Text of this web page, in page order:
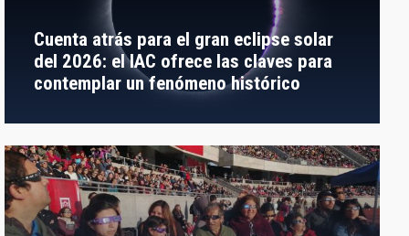
Cuenta atrás para el gran eclipse solar
del 2026: el IAC ofrece las claves para
contemplar un fenómeno histórico